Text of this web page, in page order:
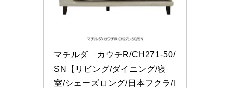
マチルダ　カウチR/CH271-50/
SN【リビング/ダイニング/寝
室/シェーズロング/日本フクラ/I